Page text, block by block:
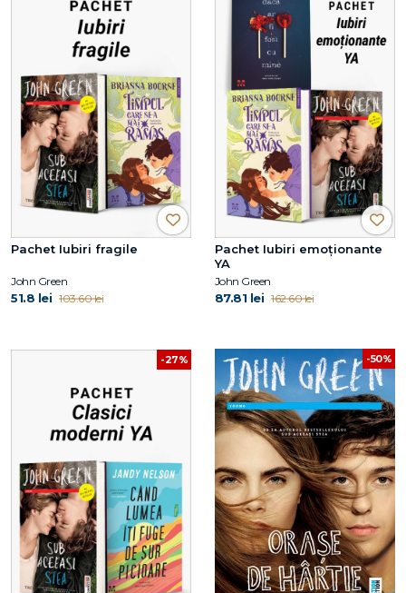
Pachet Iubiri fragile
John Green
51.8 lei 103.60 lei
Pachet Iubiri emoționante
YA
John Green
87.81 lei 162.60 lei
-27% -50%